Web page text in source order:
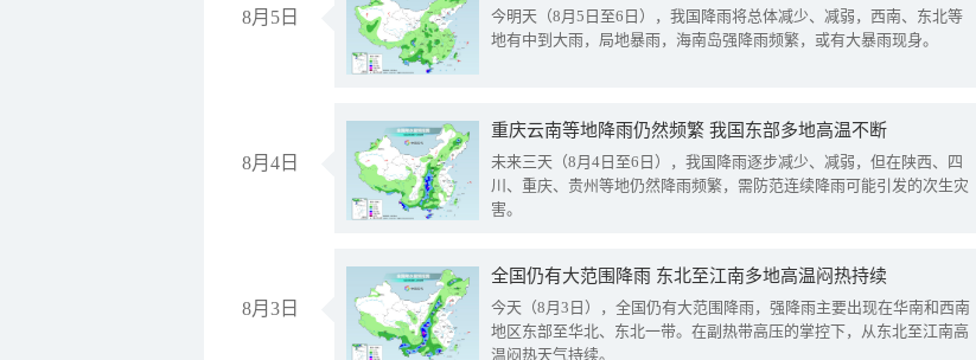
8月5日
今明天（8月5日至6日），我国降雨将总体减少、减弱，西南、东北等
地有中到大雨，局地暴雨，海南岛强降雨频繁，或有大暴雨现身。
8月4日
重庆云南等地降雨仍然频繁 我国东部多地高温不断
未来三天（8月4日至6日），我国降雨逐步减少、减弱，但在陕西、四
川、重庆、贵州等地仍然降雨频繁，需防范连续降雨可能引发的次生灾
害。
8月3日
全国仍有大范围降雨 东北至江南多地高温闷热持续
今天（8月3日），全国仍有大范围降雨，强降雨主要出现在华南和西南
地区东部至华北、东北一带。在副热带高压的掌控下，从东北至江南高
温闷热天气持续。